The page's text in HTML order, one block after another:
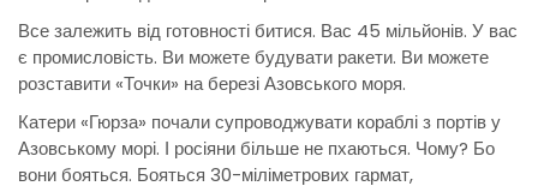
Все залежить від готовності битися. Вас 45 мільйонів. У вас
є промисловість. Ви можете будувати ракети. Ви можете
розставити «Точки» на березі Азовського моря.
Катери «Гюрза» почали супроводжувати кораблі з портів у
Азовському морі. І росіяни більше не пхаються. Чому? Бо
вони бояться. Бояться 30-міліметрових гармат,